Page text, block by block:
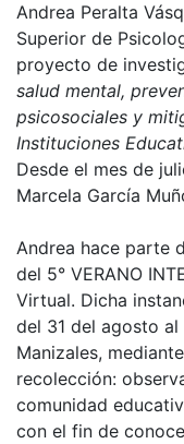
Andrea Peralta
Superior de
proyecto de
salud mental,
psicosociales y
Instituciones
Desde el mes de
Marcela García
Andrea hace parte
del 5° VERANO
Virtual. Dicha
del 31 del agosto
Manizales,
recolección:
comunidad
con el fin de